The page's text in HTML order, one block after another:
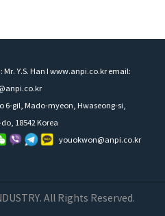
: Mr. Y.S. Han I www.anpi.co.kr email:
6-gil, Mado-myeon, Hwaseong-si,
18542 Korea
youokwon@anpi.co.kr
All Rights Reserved.